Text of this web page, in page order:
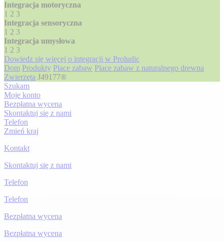
Integracja motoryczna
1 2 3
Integracja sensoryczna
1 2 3
Integracja umysłowa
1 2 3
Dowiedz się więcej o integracji w Proludic
Dom Produkty Place zabaw Place zabaw z naturalnego drewna
Zwierzęta J49177®
Szukam
Moje konto
Bezpłatna wycena
Skontaktuj się z nami
Telefon
Zmień kraj
Kontakt
Skontaktuj się z nami
Telefon
Telefon
Bezpłatna wycena
Bezpłatna wycena